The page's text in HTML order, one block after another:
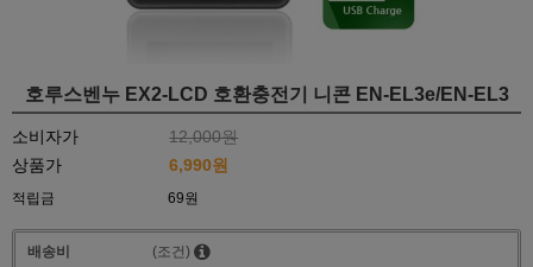
호루스벤누 EX2-LCD 호환충전기 니콘 EN-EL3e/EN-EL3
소비자가
12,000원
상품가
6,990원
적립금 69원
배송비
(조건)